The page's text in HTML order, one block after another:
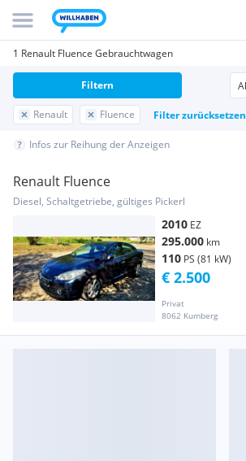
1 Renault Fluence Gebrauchtwagen
Renault Fluence Filter zurücksetzen
Filtern
Infos zur Reihung der Anzeigen
Renault Fluence
Diesel, Schaltgetriebe, gültiges Pickerl
2010 EZ
295.000 km
110 PS (81 kW)
Privat
8062 Kumberg
€ 2.500